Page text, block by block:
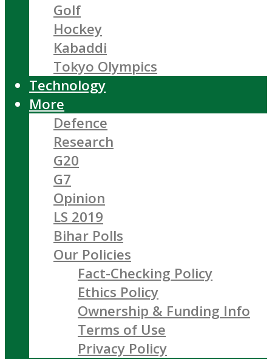
Golf
Hockey
Kabaddi
Tokyo Olympics
Technology
More
Defence
Research
G20
G7
Opinion
LS 2019
Bihar Polls
Our Policies
Fact-Checking Policy
Ethics Policy
Ownership & Funding Info
Terms of Use
Privacy Policy